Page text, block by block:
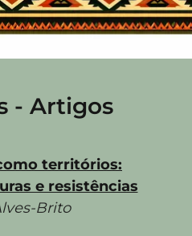
- Artigos
territórios:
e resistências
Brito